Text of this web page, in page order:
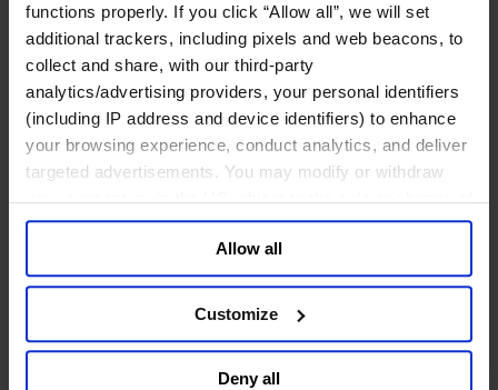
functions properly. If you click “Allow all”, we will set
additional trackers, including pixels and web beacons, to
collect and share, with our third-party
analytics/advertising providers, your personal identifiers
(including IP address and device identifiers) to enhance
your browsing experience, conduct analytics, and deliver
targeted advertisements. You may modify or withdraw
your consent or, in the US, object to the sale or sharing of
your data for targeted advertising, by clicking “Do Not
Sell or Share My Personal Information” in the footer of
the website. You must opt-out of each device and each
browser. For additional information and retention terms
general collection and use of personal information see
Allow all
Customize
Deny all
媒体和娱乐业
消费品
零售、服装与奢侈品
餐饮、旅游与酒店业
化工与过程工业咨询团队
机械与工业技术
汽车与交通设备
主权财富基金